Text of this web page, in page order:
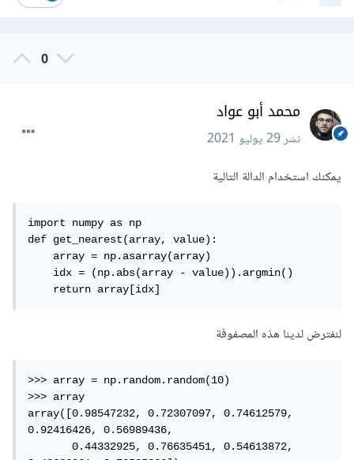
0
محمد أبو عواد
نشر29 يوليو 2021
يمكنك استخدام الدالة التالية
import numpy as np
def get_nearest(array, value):
    array = np.asarray(array)
    idx = (np.abs(array - value)).argmin()
    return array[idx]
لنفترض لدينا هذه المصفوفة
>>> array = np.random.random(10)
>>> array
array([0.98547232, 0.72307097, 0.74612579,
0.92416426, 0.56989436,
       0.44332925, 0.76635451, 0.54613872,